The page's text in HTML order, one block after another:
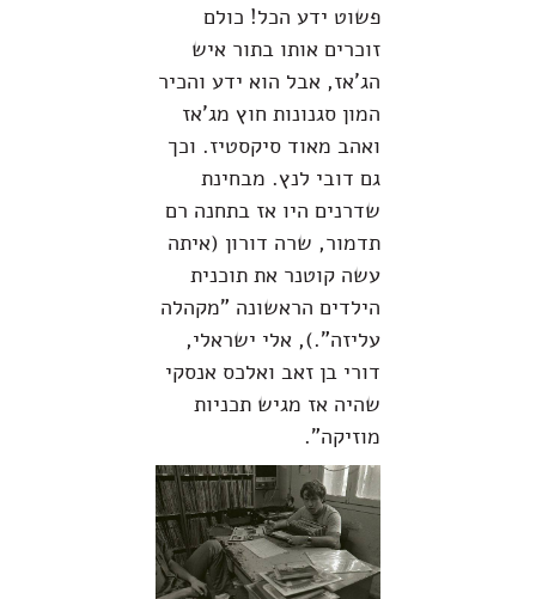
פשוט ידע הכל! כולם
זוכרים אותו בתור איש
הג'אז, אבל הוא ידע והכיר
המון סגנונות חוץ מג'אז
ואהב מאוד סיקסטיז. וכך
גם דובי לנץ. מבחינת
שדרנים היו אז בתחנה רם
תדמור, שרה דורון (איתה
עשה קוטנר את תוכנית
הילדים הראשונה "מקהלה
עליזה".), אלי ישראלי,
דורי בן זאב ואלכס אנסקי
שהיה אז מגיש תכניות
מוזיקה".